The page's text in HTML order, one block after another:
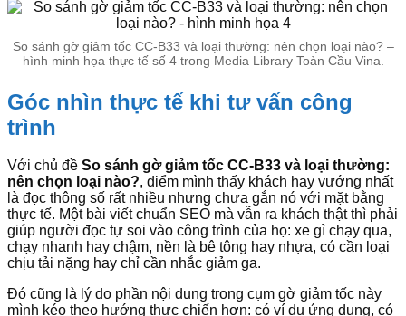
So sánh gờ giảm tốc CC-B33 và loại thường: nên chọn loại nào? –
hình minh họa thực tế số 4 trong Media Library Toàn Cầu Vina.
Góc nhìn thực tế khi tư vấn công
trình
Với chủ đề So sánh gờ giảm tốc CC-B33 và loại thường:
nên chọn loại nào?, điểm mình thấy khách hay vướng nhất
là đọc thông số rất nhiều nhưng chưa gắn nó với mặt bằng
thực tế. Một bài viết chuẩn SEO mà vẫn ra khách thật thì phải
giúp người đọc tự soi vào công trình của họ: xe gì chạy qua,
chạy nhanh hay chậm, nền là bê tông hay nhựa, có cần loại
chịu tải nặng hay chỉ cần nhắc giảm ga.
Đó cũng là lý do phần nội dung trong cụm gờ giảm tốc này
mình kéo theo hướng thực chiến hơn: có ví dụ ứng dụng, có